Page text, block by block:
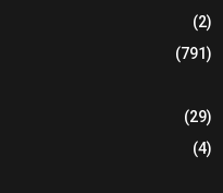
(2)
(791)
(29)
(4)